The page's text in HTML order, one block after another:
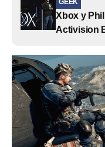
GEEK
Xbox y
Activision